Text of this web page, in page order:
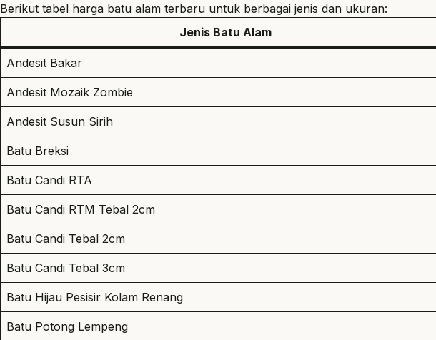
Berikut tabel harga batu alam terbaru untuk berbagai jenis dan ukuran:
Jenis Batu Alam
Andesit Bakar
Andesit Mozaik Zombie
Andesit Susun Sirih
Batu Breksi
Batu Candi RTA
Batu Candi RTM Tebal 2cm
Batu Candi Tebal 2cm
Batu Candi Tebal 3cm
Batu Hijau Pesisir Kolam Renang
Batu Potong Lempeng